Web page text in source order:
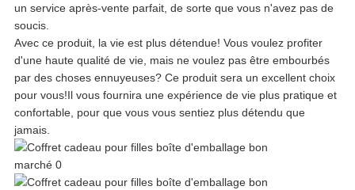
PLAN
DU
SITE
POLITIQUE
un service après-vente parfait, de sorte que vous n'avez pas de
soucis.
Avec ce produit, la vie est plus détendue! Vous voulez profiter
d'une haute qualité de vie, mais ne voulez pas être embourbés
par des choses ennuyeuses? Ce produit sera un excellent choix
pour vous!Il vous fournira une expérience de vie plus pratique et
confortable, pour que vous vous sentiez plus détendu que
jamais.